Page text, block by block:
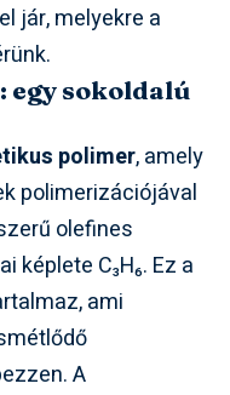
jár, melyekre a
sokoldalú
polimer, amely
polimerizációjával
olefines
képlete C₃H₆. Ez a
ami
A